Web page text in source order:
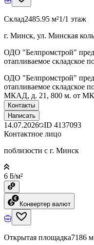
Склад2485.95 м²1/1 этаж
г. Минск, ул. Минская
ОДО "Белпромстрой"
отапливаемое складское
ОДО "Белпромстрой"
отапливаемое складское
МКАД, д. 21, 800 м. от
Контакты
Написать
14.07.2026 ID 4137093
Контактное лицо
поблизости с г. Минск
6 ƃ/м²
Конвертер валют
Открытая площадка7186